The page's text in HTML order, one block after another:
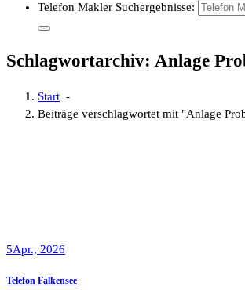
Telefon Makler Suchergebnisse:
Schlagwortarchiv: Anlage
Start -
Beiträge verschlagwortet mit "Anlage
5Apr., 2026
Telefon Falkensee